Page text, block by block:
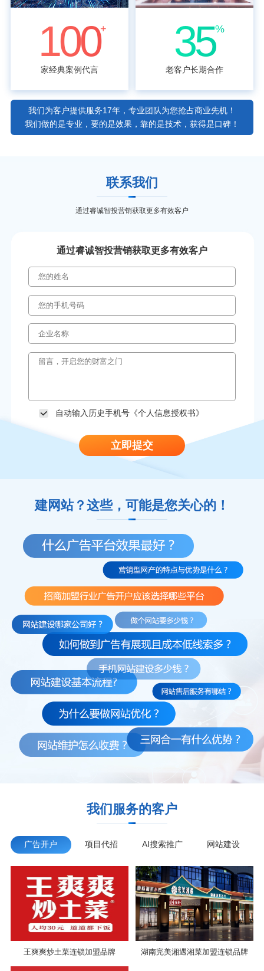
100+
家经典案例代言
35%
老客户长期合作
我们为客户提供服务17年，专业团队为您抢占商业先机！
我们做的是专业，要的是效果，靠的是技术，获得是口碑！
联系我们
通过睿诚智投营销获取更多有效客户
通过睿诚智投营销获取更多有效客户
自动输入历史手机号《个人信息授权书》
立即提交
建网站？这些，可能是您关心的！
我们服务的客户
广告开户 项目代招 AI搜索推广 网站建设
王爽爽炒土菜连锁加盟品牌 湖南完美湘遇湘菜加盟连锁品牌